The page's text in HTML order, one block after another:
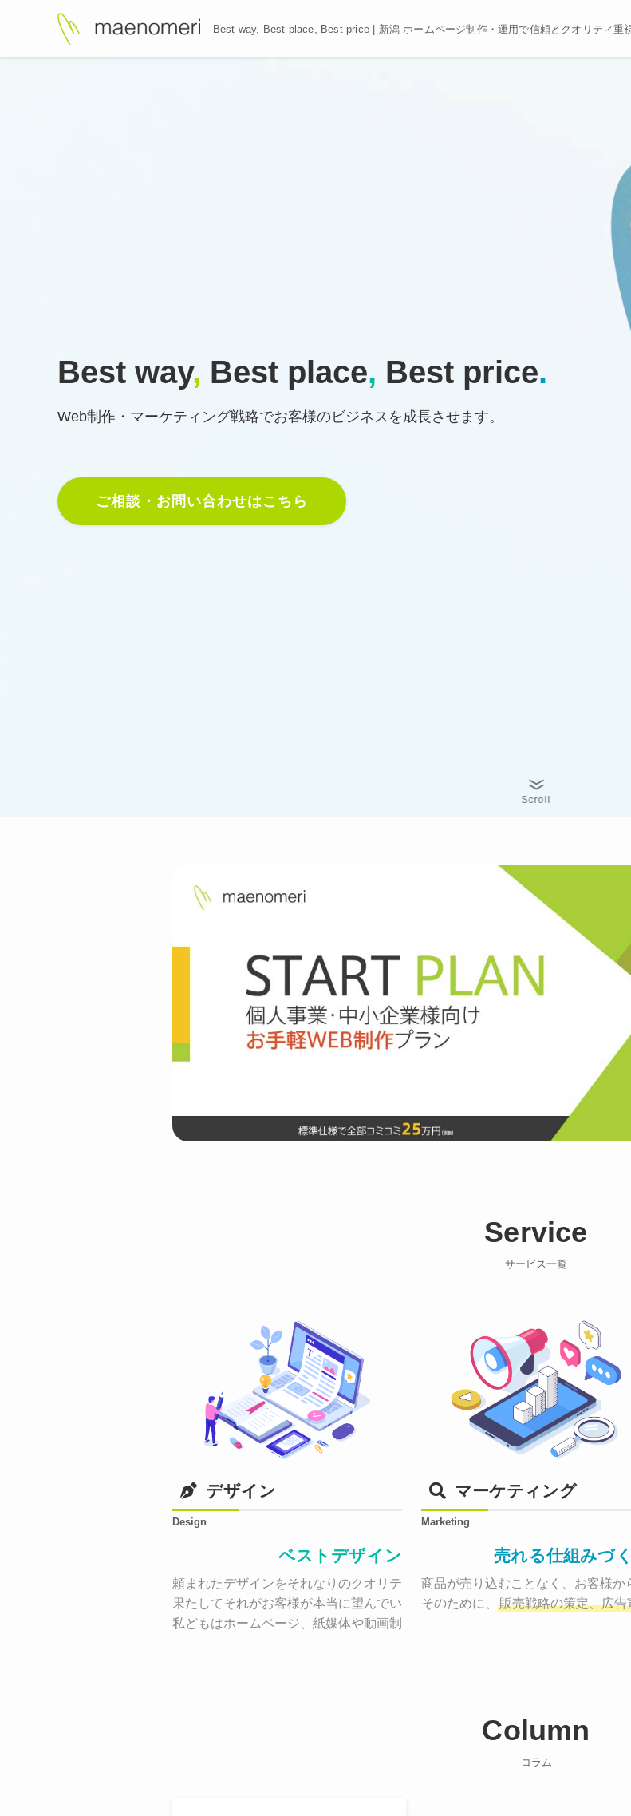
Best way, Best place, Best price | 新潟 ホームページ制作・運用で信頼とクオリティ重
Best way, Best place, Best price.
Web制作・マーケティング戦略でお客様のビジネスを成長させます。
ご相談・お問い合わせはこちら
Scroll
Service
サービス一覧
デザイン
Design
ベストデザイン
頼まれたデザインをそれなりのクオリティーで作り納品する。
果たしてそれがお客様が本当に望んでいた、デザインのゴールでしょうか。
私どもはホームページ、紙媒体や動画制作まで
お客様のサービスを適した場所
マーケティング
Marketing
売れる仕組みづ
商品が売り込むことなく、お客様
そのために、
販売戦略の策定、広告
Column
コラム